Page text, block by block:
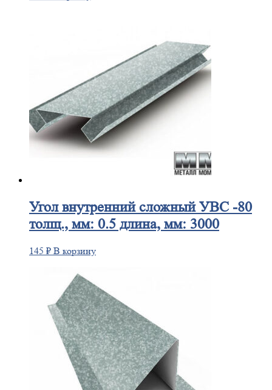
Уголвнутренний сложный УВС -80
толщ., мм: 0.5 длина, мм: 3000
145 ₽ В корзину